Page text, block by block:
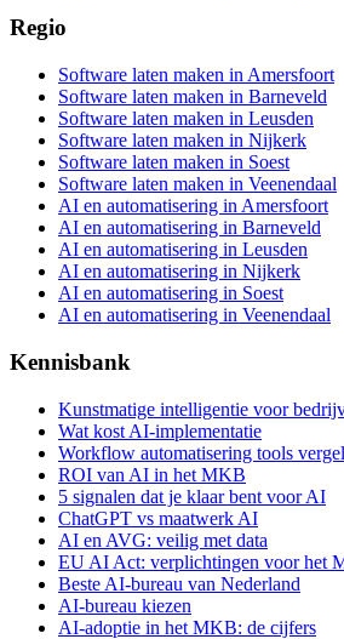
Regio
Software laten maken in Amersfoort
Software laten maken in Barneveld
Software laten maken in Leusden
Software laten maken in Nijkerk
Software laten maken in Soest
Software laten maken in Veenendaal
AI en automatisering in Amersfoort
AI en automatisering in Barneveld
AI en automatisering in Leusden
AI en automatisering in Nijkerk
AI en automatisering in Soest
AI en automatisering in Veenendaal
Kennisbank
Kunstmatige intelligentie voor
Wat kost AI-implementatie
Workflow automatisering tools
ROI van AI in het MKB
5 signalen dat je klaar bent voor AI
ChatGPT vs maatwerk AI
AI en AVG: veilig met data
EU AI Act: verplichtingen voor het
Beste AI-bureau van Nederland
AI-bureau kiezen
AI-adoptie in het MKB: de cijfers